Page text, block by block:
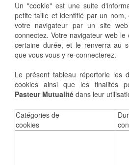
Un "cookie" est une suite
petite taille et identifié par un
votre navigateur par un site
connectez. Votre navigateur web
certaine durée, et le renverra au
que vous vous y re-connecterez.
Le présent tableau répertorie les
cookies ainsi que les finalités
Pasteur Mutualité dans leur
Catégories de
cookies